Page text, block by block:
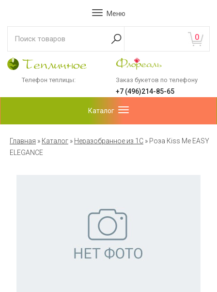
Меню
0
Телефон теплицы: Заказ букетов по телефону
+7 (496)214-85-65
Каталог
Главная » Каталог » Неразобранное из 1С » Роза Кiss Me EASY
ELEGANCE